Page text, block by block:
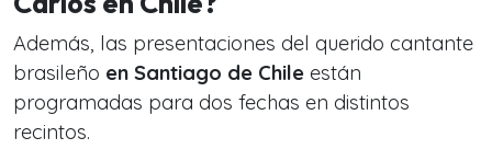
Además, las presentaciones del querido cantante
brasileño en Santiago de Chile están
programadas para dos fechas en distintos
recintos.